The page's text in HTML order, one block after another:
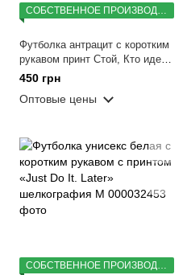
Футболка антрацит с коротким
рукавом принт Стой, Кто идет?
(кулир) раз. M
450 грн
Оптовые цены